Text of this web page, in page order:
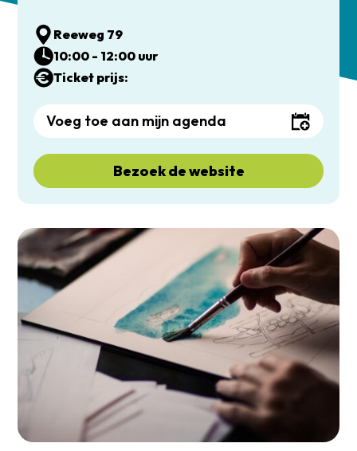
Reeweg 79
10:00 - 12:00 uur
Ticket prijs:
Voeg toe aan mijn agenda
Bezoek de website